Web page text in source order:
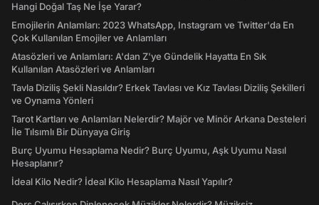
Hangi Doğal Taş Ne İşe Yarar?
Emojilerin Anlamları: 2023 WhatsApp, Instagram ve Twitter'da En
Çok Kullanılan Emojiler ve Anlamları
Atasözleri ve Anlamları: A'dan Z'ye Gündelik Hayatta En Sık
Kullanılan Atasözleri ve Anlamları
Tavla Diziliş Şekli Nasıldır? Erkek Tavlası ve Kız Tavlası Diziliş Şekilleri
ve Oynama Yönleri
Tarot Kartları ve Anlamları Nelerdir? Majör ve Minör Arkana Desteleri
İle Tılsımlı Bir Dünyaya Giriş
Burç Uyumu Hesaplama Nedir? Burç Uyumu, Aşk Uyumu Nasıl
Hesaplanır?
İdeal Kilo Nedir? İdeal Kilo Hesaplama Nasıl Yapılır?